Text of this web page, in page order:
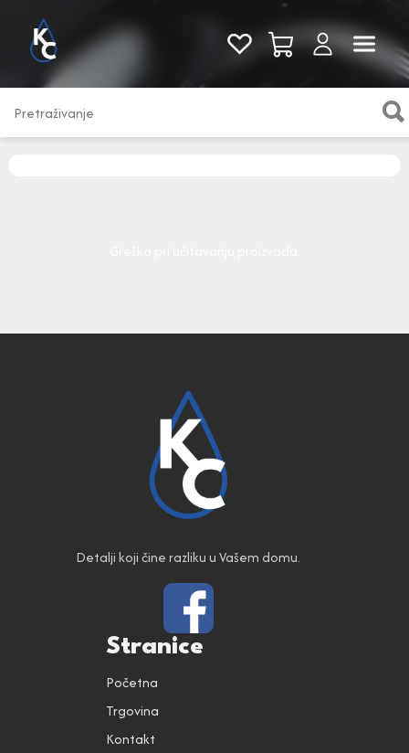
Pogledaj sve
Detalji koji čine razliku u Vašem domu.
Stranice
Početna
Trgovina
Kontakt